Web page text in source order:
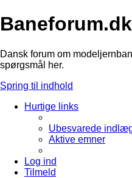
Baneforum.dk
Dansk forum om
spørgsmål her.
Spring til indhold
Hurtige links
Ubesvarede
Aktive emner
Log ind
Tilmeld